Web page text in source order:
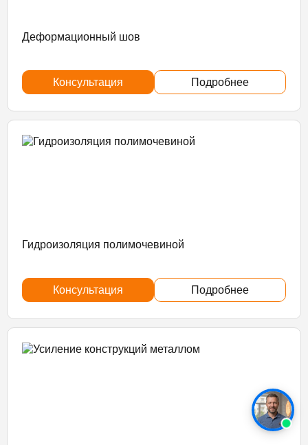
Деформационный шов
Консультация Подробнее
Гидроизоляция полимочевиной
Консультация Подробнее